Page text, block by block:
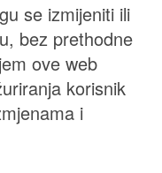
se izmijeniti ili
bez prethodne
ove web
korisnik
i